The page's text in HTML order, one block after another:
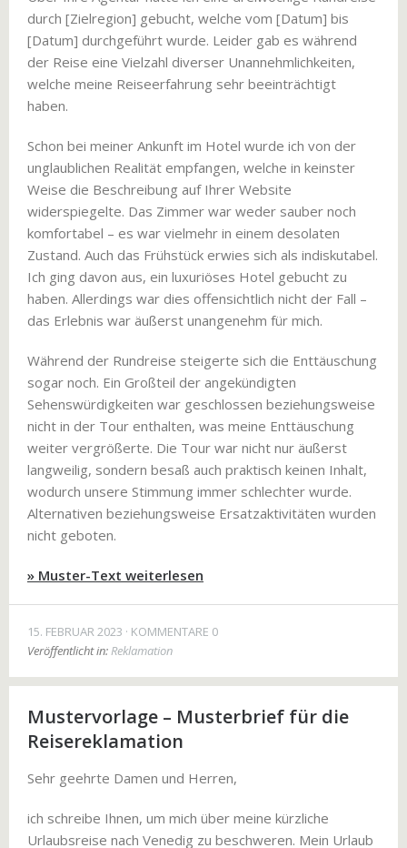
durch [Zielregion] gebucht, welche vom [Datum] bis
[Datum] durchgeführt wurde. Leider gab es während
der Reise eine Vielzahl diverser Unannehmlichkeiten,
welche meine Reiseerfahrung sehr beeinträchtigt
haben.
Schon bei meiner Ankunft im Hotel wurde ich von der
unglaublichen Realität empfangen, welche in keinster
Weise die Beschreibung auf Ihrer Website
widerspiegelte. Das Zimmer war weder sauber noch
komfortabel – es war vielmehr in einem desolaten
Zustand. Auch das Frühstück erwies sich als indiskutabel.
Ich ging davon aus, ein luxuriöses Hotel gebucht zu
haben. Allerdings war dies offensichtlich nicht der Fall –
das Erlebnis war äußerst unangenehm für mich.
Während der Rundreise steigerte sich die Enttäuschung
sogar noch. Ein Großteil der angekündigten
Sehenswürdigkeiten war geschlossen beziehungsweise
nicht in der Tour enthalten, was meine Enttäuschung
weiter vergrößerte. Die Tour war nicht nur äußerst
langweilig, sondern besaß auch praktisch keinen Inhalt,
wodurch unsere Stimmung immer schlechter wurde.
Alternativen beziehungsweise Ersatzaktivitäten wurden
nicht geboten.
» Muster-Text weiterlesen
15. FEBRUAR 2023
KOMMENTARE 0
Veröffentlicht in:Reklamation
Mustervorlage – Musterbrief für die
Reisereklamation
Sehr geehrte Damen und Herren,
ich schreibe Ihnen, um mich über meine kürzliche
Urlaubsreise nach Venedig zu beschweren. Mein Urlaub